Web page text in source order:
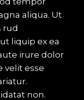
aliqua. Ut
rud
liquip ex ea
irure dolor
velit esse
non.